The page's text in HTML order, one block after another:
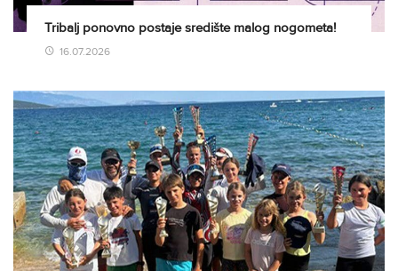
Tribalj ponovno postaje središte malog nogometa!
16.07.2026